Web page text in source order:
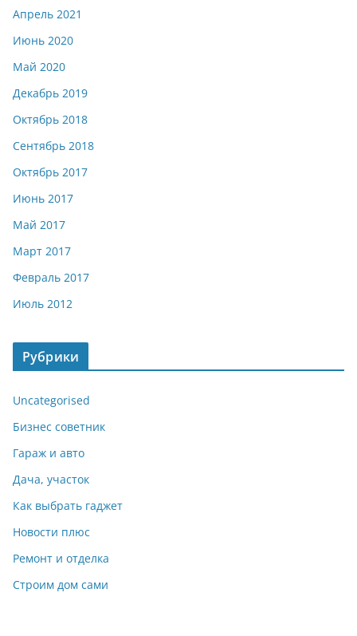
Апрель 2021
Июнь 2020
Май 2020
Декабрь 2019
Октябрь 2018
Сентябрь 2018
Октябрь 2017
Июнь 2017
Май 2017
Март 2017
Февраль 2017
Июль 2012
Рубрики
Uncategorised
Бизнес советник
Гараж и авто
Дача, участок
Как выбрать гаджет
Новости плюс
Ремонт и отделка
Строим дом сами